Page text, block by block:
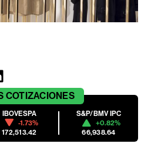
COTIZACIONES
IBOVESPA
-1.73%
172,513.42
S&P/BMV IPC
+0.82%
66,938.64